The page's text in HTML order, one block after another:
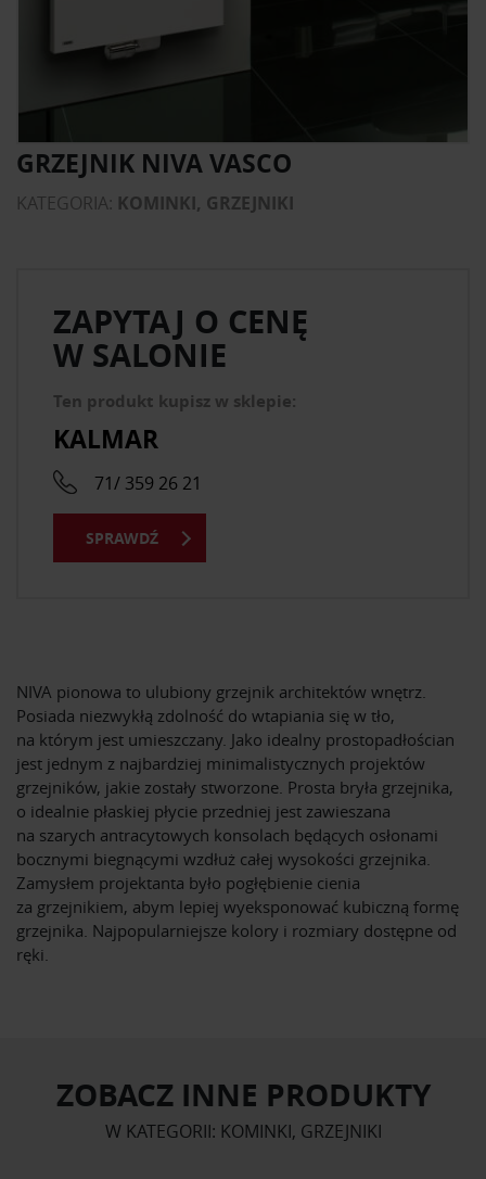
GRZEJNIK NIVA VASCO
KATEGORIA: KOMINKI, GRZEJNIKI
NIVA pionowa to ulubiony grzejnik architektów wnętrz.
Posiada niezwykłą zdolność do wtapiania się w tło,
na którym jest umieszczany. Jako idealny prostopadłościan
jest jednym z najbardziej minimalistycznych projektów
grzejników, jakie zostały stworzone. Prosta bryła grzejnika,
o idealnie płaskiej płycie przedniej jest zawieszana
na szarych antracytowych konsolach będących osłonami
bocznymi biegnącymi wzdłuż całej wysokości grzejnika.
Zamysłem projektanta było pogłębienie cienia
za grzejnikiem, abym lepiej wyeksponować kubiczną formę
grzejnika. Najpopularniejsze kolory i rozmiary dostępne od
ręki.
ZAPYTAJ O CENĘ
W SALONIE
Ten produkt kupisz w sklepie:
KALMAR
71/ 359 26 21
SPRAWDŹ
ZOBACZ INNE PRODUKTY
W KATEGORII: KOMINKI, GRZEJNIKI